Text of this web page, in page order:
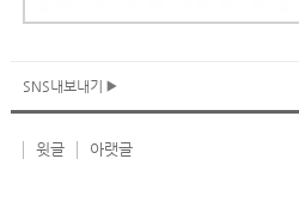
SNS내보내기
윗글 아랫글